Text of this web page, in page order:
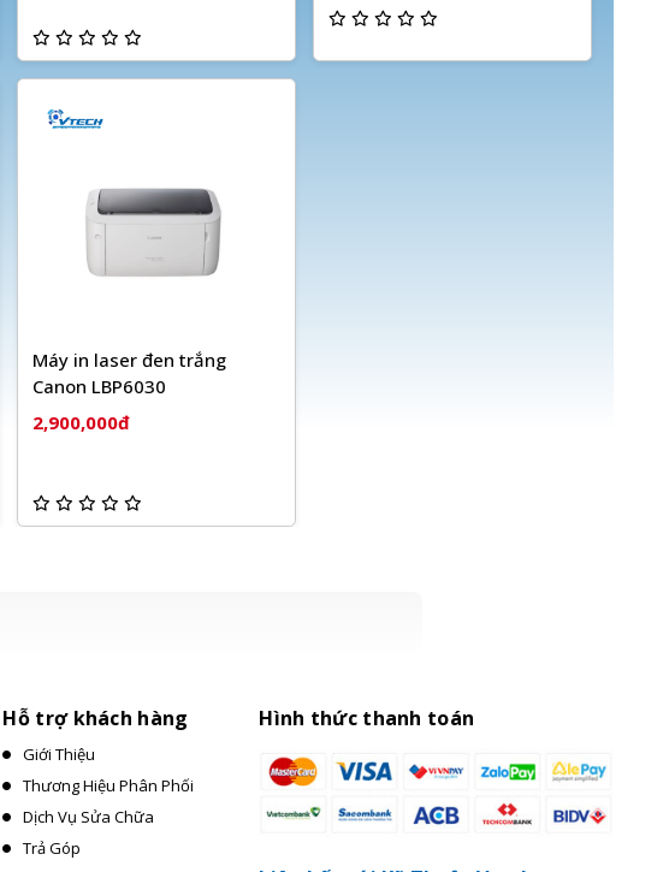
Máy in laser đen trắng
Canon LBP6030
2,900,000đ
Hỗ trợ khách hàng
Giới Thiệu
Thương Hiệu Phân Phối
Dịch Vụ Sửa Chữa
Trả Góp
Hình thức thanh toán